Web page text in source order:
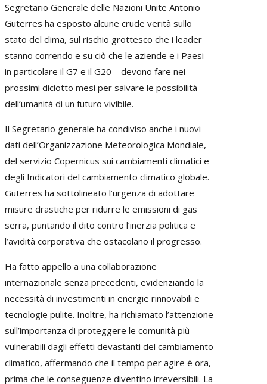
Segretario Generale delle Nazioni Unite Antonio
Guterres ha esposto alcune crude verità sullo
stato del clima, sul rischio grottesco che i leader
stanno correndo e su ciò che le aziende e i Paesi –
in particolare il G7 e il G20 – devono fare nei
prossimi diciotto mesi per salvare le possibilità
dell’umanità di un futuro vivibile.
Il Segretario generale ha condiviso anche i nuovi
dati dell’Organizzazione Meteorologica Mondiale,
del servizio Copernicus sui cambiamenti climatici e
degli Indicatori del cambiamento climatico globale.
Guterres ha sottolineato l’urgenza di adottare
misure drastiche per ridurre le emissioni di gas
serra, puntando il dito contro l’inerzia politica e
l’avidità corporativa che ostacolano il progresso.
Ha fatto appello a una collaborazione
internazionale senza precedenti, evidenziando la
necessità di investimenti in energie rinnovabili e
tecnologie pulite. Inoltre, ha richiamato l’attenzione
sull’importanza di proteggere le comunità più
vulnerabili dagli effetti devastanti del cambiamento
climatico, affermando che il tempo per agire è ora,
prima che le conseguenze diventino irreversibili. La